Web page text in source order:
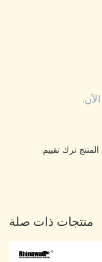
ترك تقييم.
منتجات ذات صلة